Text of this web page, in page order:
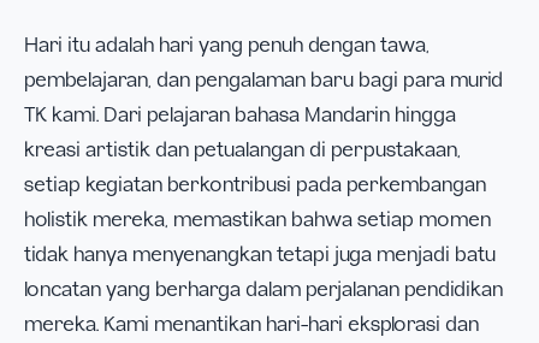
Hari itu adalah hari yang penuh dengan tawa,
pembelajaran, dan pengalaman baru bagi para murid
TK kami. Dari pelajaran bahasa Mandarin hingga
kreasi artistik dan petualangan di perpustakaan,
setiap kegiatan berkontribusi pada perkembangan
holistik mereka, memastikan bahwa setiap momen
tidak hanya menyenangkan tetapi juga menjadi batu
loncatan yang berharga dalam perjalanan pendidikan
mereka. Kami menantikan hari-hari eksplorasi dan